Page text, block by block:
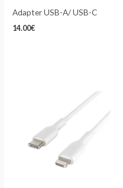
Adapter USB-A/ USB-C
14.00€